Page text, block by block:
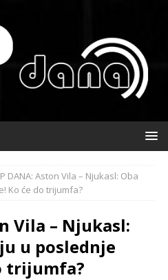
DANA: Aston Vila – Njukasl: Oba
Ko će do trijumfa?
Vila – Njukasl:
u poslednje
trijumfa?